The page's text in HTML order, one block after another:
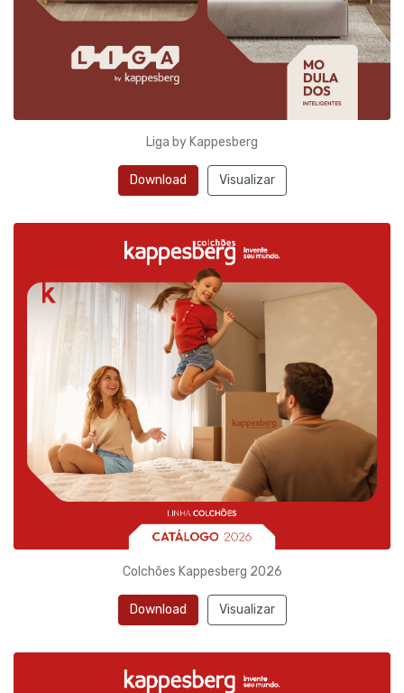
Liga by Kappesberg
Download Visualizar
Colchões Kappesberg 2026
Download Visualizar